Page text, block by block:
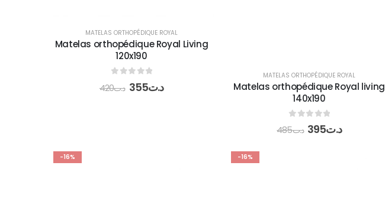
MATELAS ORTHOPÉDIQUE ROYAL
Matelas orthopédique Royal Living
120x190
out of 5
د.ت420 د.ت355
MATELAS ORTHOPÉDIQUE ROYAL
Matelas orthopédique Royal living
140x190
out of 5
د.ت485 د.ت395
-16% -16%